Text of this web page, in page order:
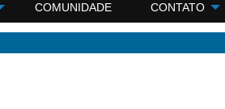
COMUNIDADE CONTATO